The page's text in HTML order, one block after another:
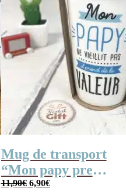
Mug de transport
“Mon papy prend
de la valeur” –
11,90€ Le
prix
6,90€Le
prix